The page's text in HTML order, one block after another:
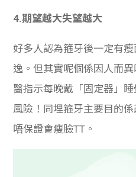
4.期望越大失望越大
好多人認為箍牙後一定有
逸。但其實呢個係因人而
醫指示每晚戴「固定器」
風險！同埋箍牙主要目的
唔保證會瘦臉TT。